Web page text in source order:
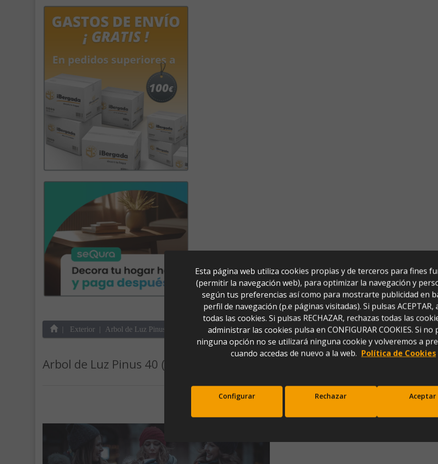
Exterior Arbol de Luz Pinus 40 (39x20x40)
Arbol de Luz Pinus 40 (39x20x40)
Subscríbete a nuestra newsletter y
Esta página web utiliza cookies propias y de terceros para fines
(permitir la navegación web), para optimizar la navegación y
según tus preferencias así como para mostrarte publicidad en
perfil de navegación (p.e páginas visitadas). Si pulsas ACEPTAR,
todas las cookies. Si pulsas RECHAZAR, rechazas todas las
administrar las cookies pulsa en CONFIGURAR COOKIES. Si no
ninguna opción no se utilizará ninguna cookie y volveremos a
cuando accedas de nuevo a la web. Política de Cookies
Configurar Rechazar Aceptar